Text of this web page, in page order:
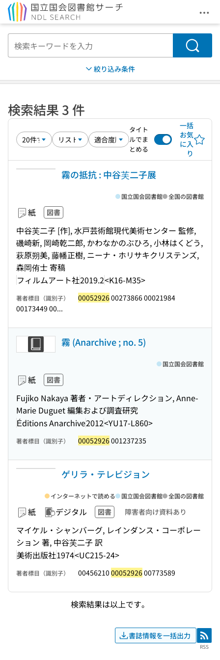
メ
検索
絞り込み条件
検索結果 3 件
タイト
ルでま
とめる
一括
お気
に入
り
霧の抵抗 : 中谷芙二子展
紙 図書
中谷芙二子 [作], 水戸芸術館現代美術センター 監修,
磯崎新, 岡崎乾二郎, かわなかのぶひろ, 小林はくどう,
萩原朔美, 藤幡正樹, ニーナ・ホリサキクリステンズ,
森岡侑士 寄稿
フィルムアート社2019.2<K16-M35>
国立国会図書館 全国の図書館
著者標目（識別子） 0005292600273866 00021984
00173449 00...
霧 (Anarchive ; no. 5)
紙 図書
Fujiko Nakaya 著者・アートディレクション, Anne-
Marie Duguet 編集および調査研究
Éditions Anarchive2012<YU17-L860>
国立国会図書館
著者標目（識別子） 00052926001237235
ゲリラ・テレビジョン
紙 デジタル 図書 障害者向け資料あり
マイケル・シャンバーグ, レインダンス・コーポレー
ション 著, 中谷芙二子 訳
美術出版社1974<UC215-24>
インターネットで読める 国立国会図書館 全国の図書館
著者標目（識別子） 00456210 0005292600773589
検索結果は以上です。
書誌情報を一括出力 RSS
RSS